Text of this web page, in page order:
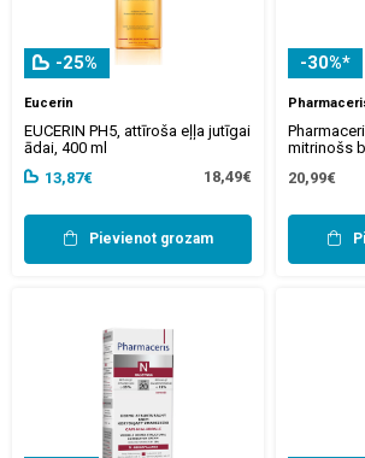
-25%
Eucerin
EUCERIN PH5, attīroša eļļa jutīgai
ādai, 400 ml
13,87€
18,49€
Pievienot grozam
-30%*
mitrinošs
20,99€